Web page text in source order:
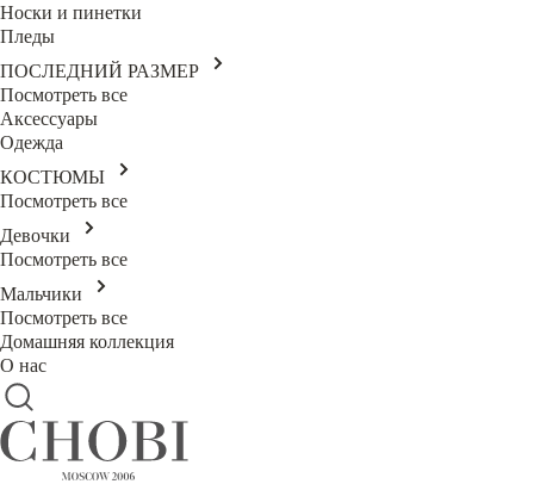
Носки и пинетки
Пледы
ПОСЛЕДНИЙ РАЗМЕР
Посмотреть все
Аксессуары
Одежда
КОСТЮМЫ
Посмотреть все
Девочки
Посмотреть все
Мальчики
Посмотреть все
Домашняя коллекция
О нас